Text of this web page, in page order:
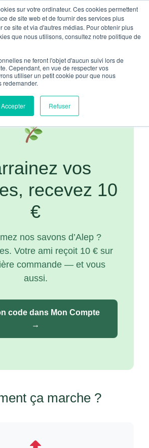
sur votre ordinateur. Ces cookies permettent
de site web et de fournir des services plus
ce site et via d'autres médias. Pour obtenir plus
que nous utilisons, consultez notre politique de
ne feront l'objet d'aucun suivi lors de
Cependant, en vue de respecter vos
utiliser un petit cookie pour que nous
redemander.
Accepter Refuser
OFFERTE EN FRANCE À
0
vos
recevez 10
€
nos savons d’Alep ?
Votre ami reçoit 10 € sur
commande — et vous
aussi.
code dans Mon Compte
→
ça marche ?